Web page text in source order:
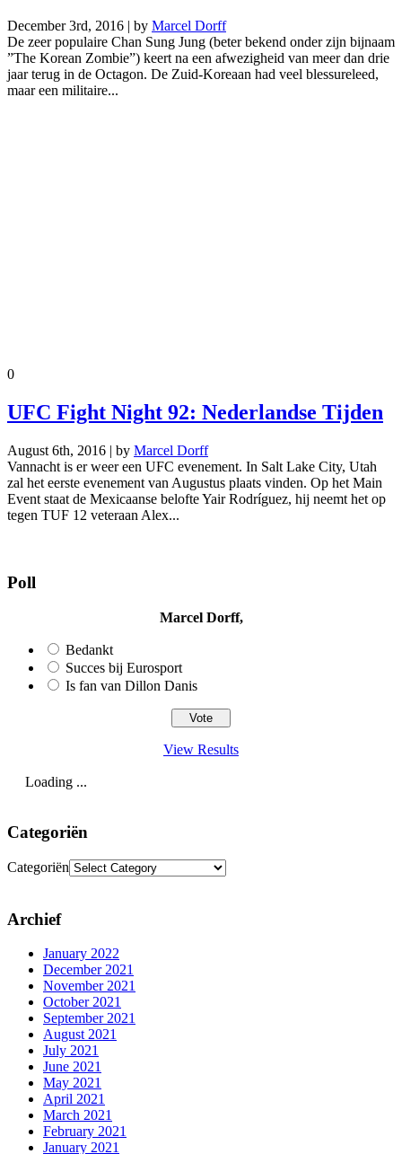
December 3rd, 2016 | by Marcel Dorff
De zeer populaire Chan Sung Jung (beter bekend onder zijn bijnaam
”The Korean Zombie”) keert na een afwezigheid van meer dan drie
jaar terug in de Octagon. De Zuid-Koreaan had veel blessureleed,
maar een militaire...
0
UFC Fight Night 92: Nederlandse Tijden
August 6th, 2016 | by Marcel Dorff
Vannacht is er weer een UFC evenement. In Salt Lake City, Utah
zal het eerste evenement van Augustus plaats vinden. Op het Main
Event staat de Mexicaanse belofte Yair Rodríguez, hij neemt het op
tegen TUF 12 veteraan Alex...
Poll
Marcel Dorff,
Bedankt
Succes bij Eurosport
Is fan van Dillon Danis
View Results
Loading ...
Categoriën
Categoriën
Archief
January 2022
December 2021
November 2021
October 2021
September 2021
August 2021
July 2021
June 2021
May 2021
April 2021
March 2021
February 2021
January 2021